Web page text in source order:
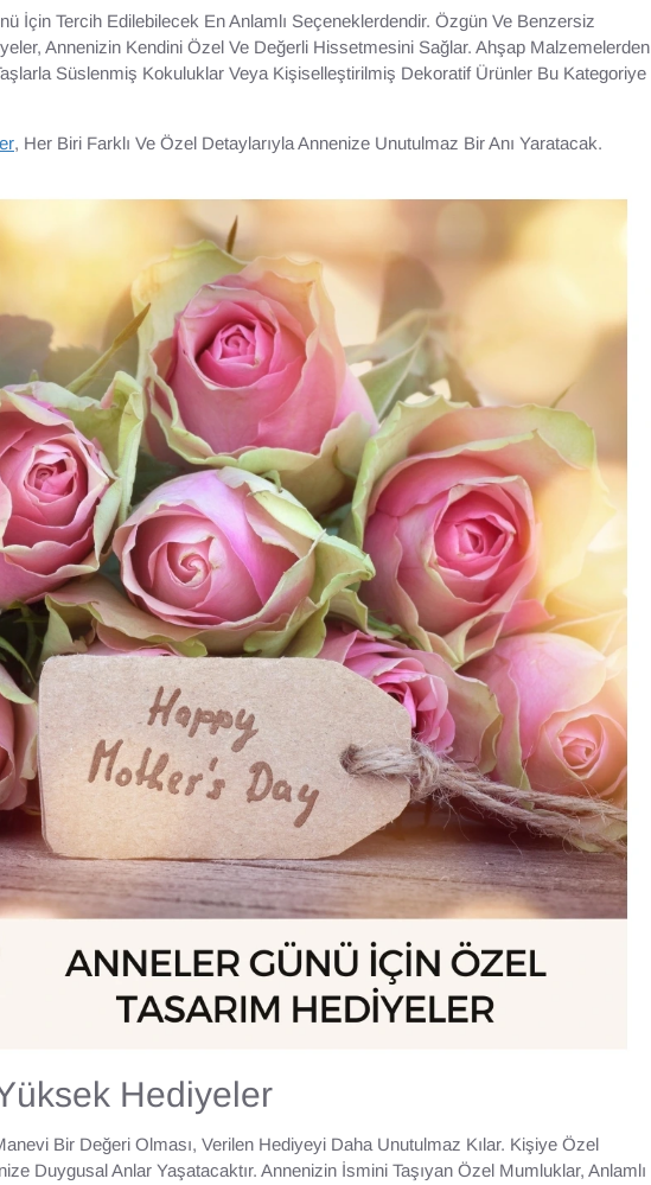
İçin Tercih Edilebilecek En Anlamlı Seçeneklerdendir. Özgün Ve Benzersiz
Annenizin Kendini Özel Ve Değerli Hissetmesini Sağlar. Ahşap Malzemelerden
Süslenmiş Kokuluklar Veya Kişiselleştirilmiş Dekoratif Ürünler Bu Kategoriye
, Her Biri Farklı Ve Özel Detaylarıyla Annenize Unutulmaz Bir Anı Yaratacak.
Hediyeler
Bir Değeri Olması, Verilen Hediyeyi Daha Unutulmaz Kılar. Kişiye Özel
Duygusal Anlar Yaşatacaktır. Annenizin İsmini Taşıyan Özel Mumluklar, Anlamlı